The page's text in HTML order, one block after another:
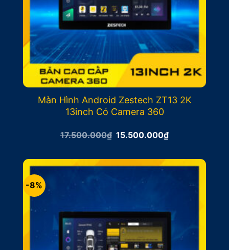
Màn Hình Android Zestech ZT13 2K
13inch Có Camera 360
17.500.000₫ Giá
17.500.000₫.
15.500.000₫Giá
là:
15.500.000₫.
-8%